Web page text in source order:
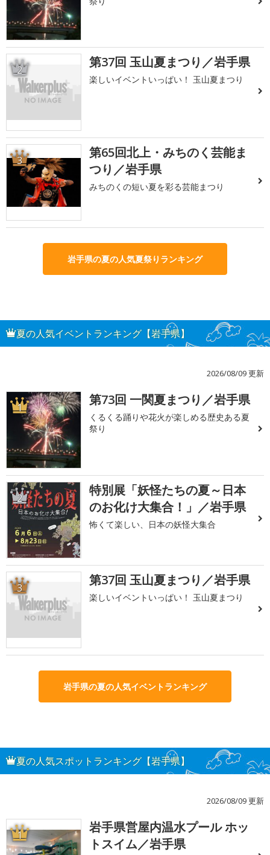
2 第37回 玉山夏まつり／岩手県
楽しいイベントいっぱい！ 玉山夏まつり
3
第65回北上・みちのく芸能ま
つり／岩手県
みちのくの短い夏を彩る芸能まつり
岩手県の夏の人気夏祭りランキング
夏の人気イベントランキング【岩手県】
2026/08/09 更新
1 第73回 一関夏まつり／岩手県
くるくる踊りや花火が楽しめる歴史ある夏
祭り
2
特別展「妖怪たちの夏～日本
のお化け大集合！」／岩手県
怖くて楽しい、日本の妖怪大集合
3 第37回 玉山夏まつり／岩手県
楽しいイベントいっぱい！ 玉山夏まつり
岩手県の夏の人気イベントランキング
夏の人気スポットランキング【岩手県】
2026/08/09 更新
1
岩手県営屋内温水プール ホッ
トスイム／岩手県